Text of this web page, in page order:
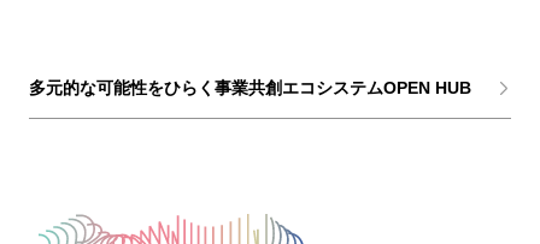
多元的な可能性をひらく事業共創エコシステムOPEN HUB